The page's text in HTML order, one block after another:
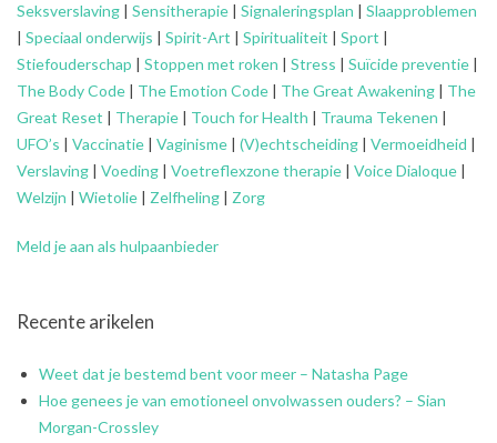
Seksverslaving | Sensitherapie | Signaleringsplan | Slaapproblemen
| Speciaal onderwijs | Spirit-Art | Spiritualiteit | Sport |
Stiefouderschap | Stoppen met roken | Stress | Suïcide preventie |
The Body Code | The Emotion Code | The Great Awakening | The
Great Reset | Therapie | Touch for Health | Trauma Tekenen |
UFO’s | Vaccinatie | Vaginisme | (V)echtscheiding | Vermoeidheid |
Verslaving | Voeding | Voetreflexzone therapie | Voice Dialoque |
Welzijn | Wietolie | Zelfheling | Zorg
Meld je aan als hulpaanbieder
Recente arikelen
Weet dat je bestemd bent voor meer – Natasha Page
Hoe genees je van emotioneel onvolwassen ouders? – Sian
Morgan-Crossley